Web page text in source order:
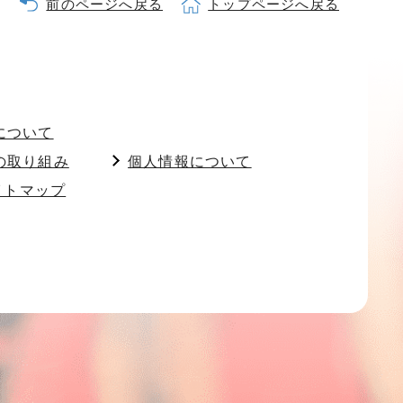
前のページへ戻る トップページへ戻る
ついて
取り組み
個人情報について
トマップ